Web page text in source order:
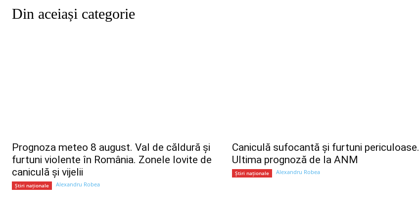
Din aceiași categorie
Prognoza meteo 8 august. Val de căldură și
furtuni violente în România. Zonele lovite de
caniculă și vijelii
Știri naționale Alexandru Robea
Caniculă sufocantă și furtuni periculoase.
Ultima prognoză de la ANM
Știri naționale Alexandru Robea